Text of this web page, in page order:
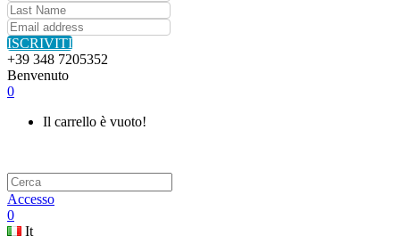
ISCRIVITI
+39 348 7205352
Benvenuto
0
Il carrello è vuoto!
Accesso
0
It